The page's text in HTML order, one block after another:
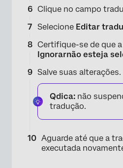
Clique no campo
Selecione Editar
Certifique-se de que
Ignorarnão esteja
Salve suas alterações.
Qdica: não
tradução.
Aguarde até que a
executada